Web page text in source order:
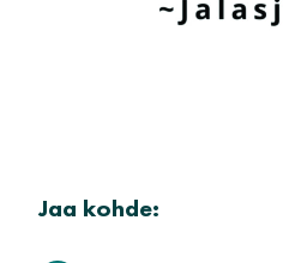
Jaa kohde: